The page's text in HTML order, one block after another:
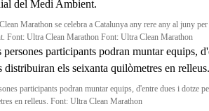
Marathon se celebra a Catalunya any rere any al juny
Font: Ultra Clean Marathon Font: Ultra Clean Marathon
participants podran muntar equips, d'entre dues i dotze
en relleus. Font: Ultra Clean Marathon